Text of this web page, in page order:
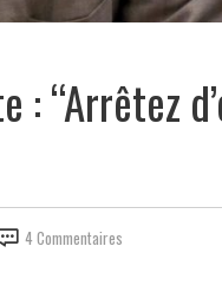
“Arrêtez
4 Commentaires